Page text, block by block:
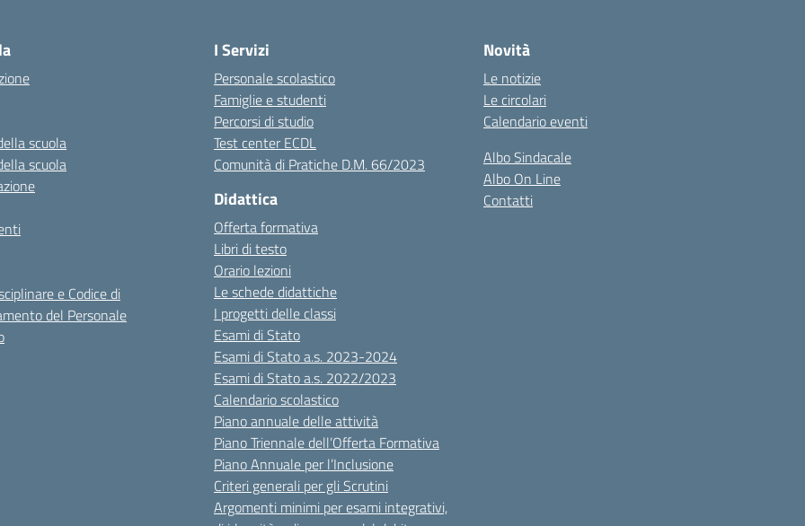
scuola
scuola
e Codice di
del Personale
I Servizi
Personale scolastico
Famiglie e studenti
Percorsi di studio
Test center ECDL
Comunità di Pratiche D.M. 66/2023
Didattica
Offerta formativa
Libri di testo
Orario lezioni
Le schede didattiche
I progetti delle classi
Esami di Stato
Esami di Stato a.s. 2023-2024
Esami di Stato a.s. 2022/2023
Calendario scolastico
Piano annuale delle attività
Piano Triennale dell’Offerta Formativa
Piano Annuale per l’Inclusione
Criteri generali per gli Scrutini
Argomenti minimi per esami integrativi,
Novità
Le notizie
Le circolari
Calendario eventi
Albo Sindacale
Albo On Line
Contatti